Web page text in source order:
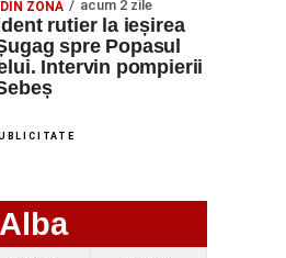
ZONĂ acum 2 zile
rutier la ieșirea
spre Popasul
Intervin pompierii